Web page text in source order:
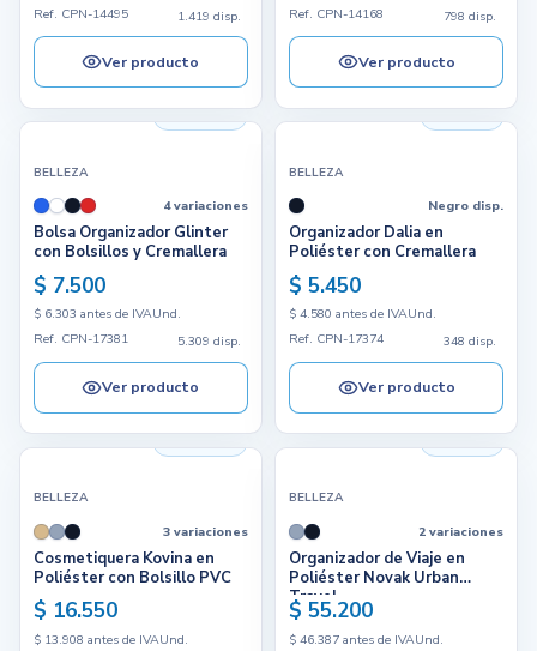
Ref. CPN-14495
1.419 disp.
Ver producto
Ref. CPN-14168
798 disp.
Ver producto
5.309 disp.
BELLEZA
4 variaciones
Bolsa Organizador Glinter
con Bolsillos y Cremallera
$ 7.500
$ 6.303 antes de IVAUnd.
Ref. CPN-17381
5.309 disp.
Ver producto
348 disp.
BELLEZA
Negro disp.
Organizador Dalia en
Poliéster con Cremallera
$ 5.450
$ 4.580 antes de IVAUnd.
Ref. CPN-17374
348 disp.
Ver producto
BELLEZA
3 variaciones
Cosmetiquera Kovina en
Poliéster con Bolsillo PVC
$ 16.550
$ 13.908 antes de IVAUnd.
BELLEZA
2 variaciones
Organizador de Viaje en
Poliéster Novak Urban
Travel
$ 55.200
$ 46.387 antes de IVAUnd.